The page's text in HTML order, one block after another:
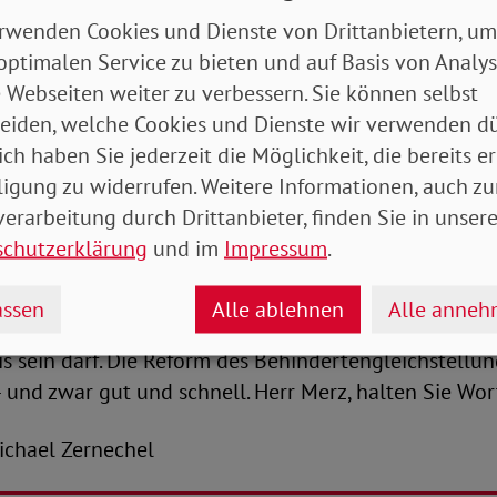
noch: von einem gut gemachten
auch Millionen Ältere und Familien mit Kindern
herbe Enttäuschung, weil sie seit langem auf mehr
hoffen."
geht es um existenzielle Fragen, wie
Amt gehen zu können. Daher mahnt Michaela
zu vertrösten und damit zu ignorieren, lässt
größer werden Die Belange von Menschen
Zeiten nicht vergessen werden,
‚Nice to Have‘. Für den SoVD ist klar, dass
sein darf. Die Reform des
zwar gut und schnell. Herr Merz, halten Sie
Zernechel
Cookies und Dienste von Drittanbietern,
Service zu bieten und auf Basis von
Webseiten weiter zu verbessern. Sie können selbst
welche Cookies und Dienste wir verwenden
haben Sie jederzeit die Möglichkeit, die bereits
zu widerrufen. Weitere Informationen, auch
durch Drittanbieter, finden Sie in
und im Impressum.
Alle ablehnen Alle